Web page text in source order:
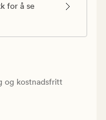
for å se
og kostnadsfritt